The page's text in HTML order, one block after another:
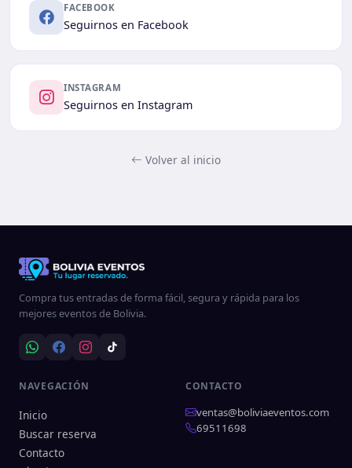
FACEBOOK
Seguirnos en Facebook
INSTAGRAM
Seguirnos en Instagram
Volver al inicio
Compra tus entradas de forma fácil, segura y rápida para los
mejores eventos de Bolivia.
NAVEGACIÓN
Inicio
Buscar reserva
Contacto
CONTACTO
ventas@boliviaeventos.com
69511698